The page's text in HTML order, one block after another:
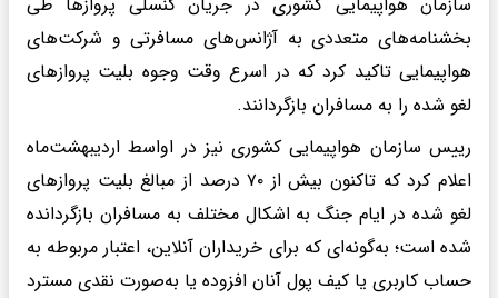
بخشنامه‌های متعددی به آژانس‌های مسافرتی و شرکت‌های
هواپیمایی تاکید کرد که در اسرع وقت وجوه بلیت پروازهای
لغو شده را به مسافران بازگردانند.
رییس سازمان هواپیمایی کشوری نیز در اواسط اردیبهشت‌ماه
اعلام کرد که تاکنون بیش از ۷۰ درصد از مبالغ بلیت‌ پروازهای
لغو شده در ایام جنگ به اشکال مختلف به مسافران بازگردانده
شده است؛ به‌گونه‌ای که برای خریداران آنلاین، اعتبار مربوطه به
حساب کاربری یا کیف پول آنان افزوده یا به‌صورت نقدی مسترد